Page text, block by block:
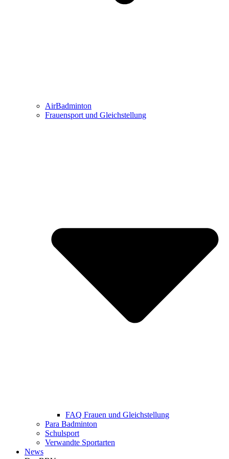
AirBadminton
Frauensport und Gleichstellung
FAQ Frauen und Gleichstellung
Para Badminton
Schulsport
Verwandte Sportarten
News